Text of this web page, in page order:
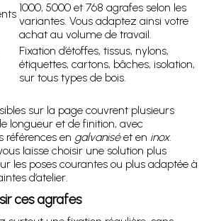
1000, 5000 et 768 agrafes selon les
variantes. Vous adaptez ainsi votre
achat au volume de travail.
Fixation d’étoffes, tissus, nylons,
étiquettes, cartons, bâches, isolation,
sur tous types de bois.
sur la page couvrent plusieurs
longueur et de finition, avec
références en galvaniséet en inox.
laisse choisir une solution plus
les poses courantes ou plus adaptée à
d’atelier.
ces agrafes